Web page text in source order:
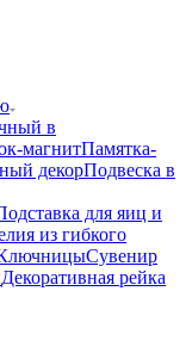
в
магнитПамятка-
декорПодвеска в
для яиц и
из гибкого
Сувенир
Декоративная рейка